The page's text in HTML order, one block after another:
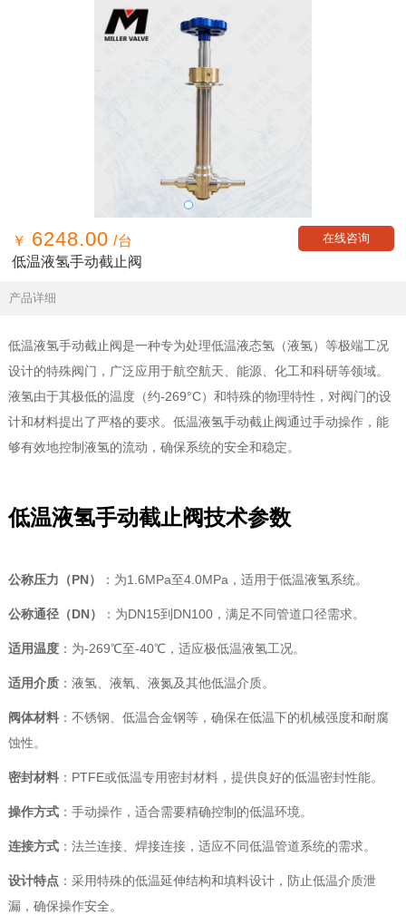
￥ 6248.00 /台 在线咨询
低温液氢手动截止阀
产品详细
低温液氢手动截止阀是一种专为处理低温液态氢（液氢）等极端工况
设计的特殊阀门，广泛应用于航空航天、能源、化工和科研等领域。
液氢由于其极低的温度（约-269°C）和特殊的物理特性，对阀门的设
计和材料提出了严格的要求。低温液氢手动截止阀通过手动操作，能
够有效地控制液氢的流动，确保系统的安全和稳定。
低温液氢手动截止阀技术参数
公称压力（PN） ：为1.6MPa至4.0MPa，适用于低温液氢系统。
公称通径（DN） ：为DN15到DN100，满足不同管道口径需求。
适用温度：为-269℃至-40℃，适应极低温液氢工况。
适用介质：液氢、液氧、液氮及其他低温介质。
阀体材料：不锈钢、低温合金钢等，确保在低温下的机械强度和耐腐
蚀性。
密封材料：PTFE或低温专用密封材料，提供良好的低温密封性能。
操作方式：手动操作，适合需要精确控制的低温环境。
连接方式：法兰连接、焊接连接，适应不同低温管道系统的需求。
设计特点：采用特殊的低温延伸结构和填料设计，防止低温介质泄
漏，确保操作安全。